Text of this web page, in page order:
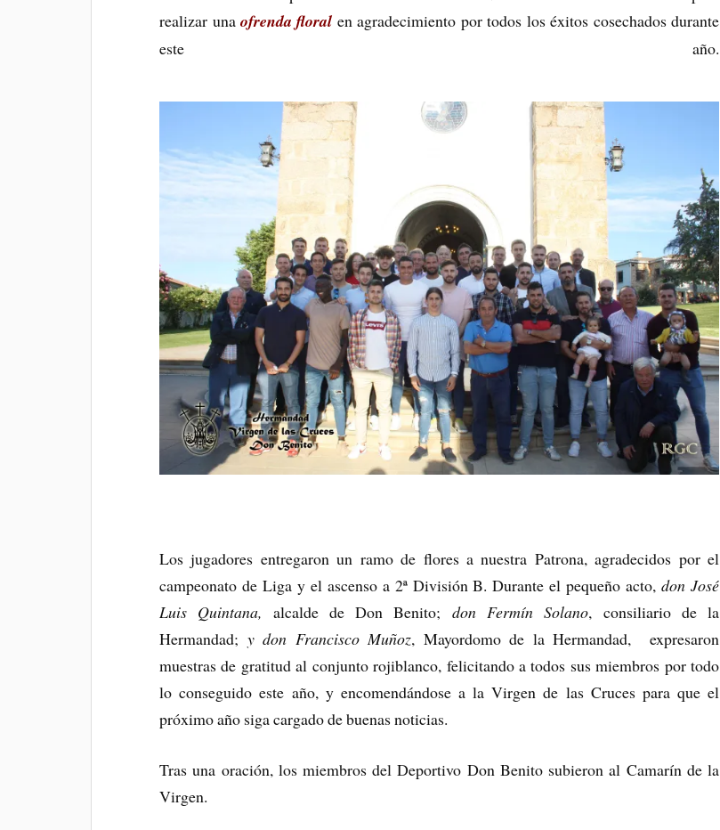
realizar una ofrenda floral en agradecimiento por todos los éxitos cosechados durante
este año.
Los jugadores entregaron un ramo de flores a nuestra Patrona, agradecidos por el
campeonato de Liga y el ascenso a 2ª División B. Durante el pequeño acto,don José
Luis Quintana, alcalde de Don Benito; don Fermín Solano, consiliario de la
Hermandad; y don Francisco Muñoz, Mayordomo de la Hermandad, expresaron
muestras de gratitud al conjunto rojiblanco, felicitando a todos sus miembros por todo
lo conseguido este año, y encomendándose a la Virgen de las Cruces para que el
próximo año siga cargado de buenas noticias.
Tras una oración, los miembros del Deportivo Don Benito subieron al Camarín de la
Virgen.